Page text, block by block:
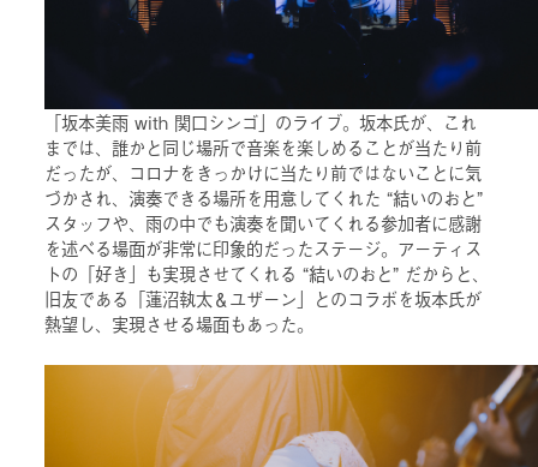
「坂本美雨 with 関口シンゴ」のライブ。坂本氏が、これ
までは、誰かと同じ場所で音楽を楽しめることが当たり前
だったが、コロナをきっかけに当たり前ではないことに気
づかされ、演奏できる場所を用意してくれた “結いのおと”
スタッフや、雨の中でも演奏を聞いてくれる参加者に感謝
を述べる場面が非常に印象的だったステージ。アーティス
トの「好き」も実現させてくれる “結いのおと” だからと、
旧友である「蓮沼執太＆ユザーン」とのコラボを坂本氏が
熱望し、実現させる場面もあった。